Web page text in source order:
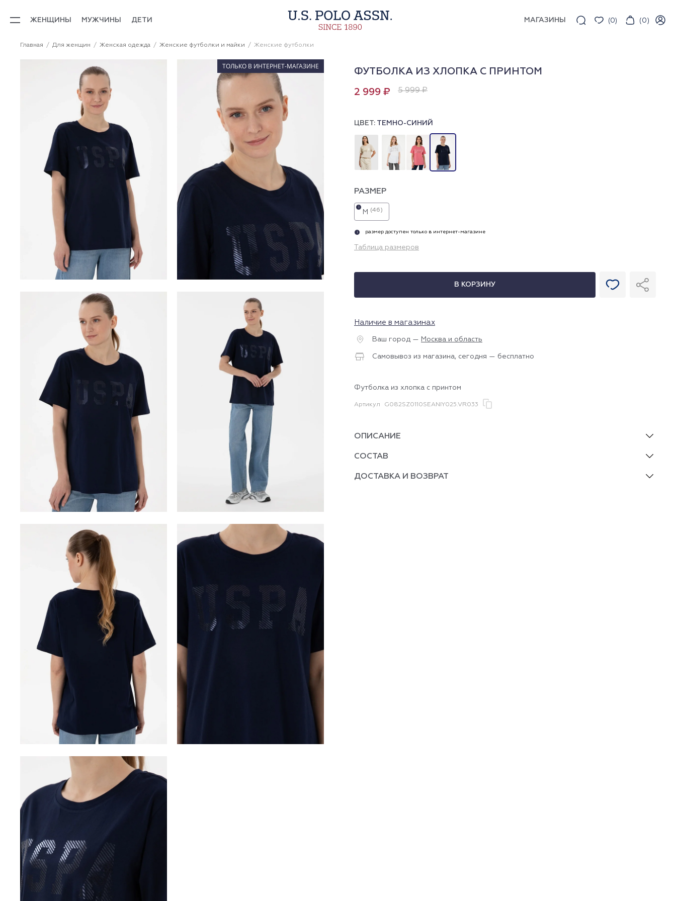
ЖЕНЩИНЫ МУЖЧИНЫ ДЕТИ МАГАЗИНЫ (0) (0)
Главная Для женщин Женская одежда Женские футболки и майки Женские футболки
ТОЛЬКО В ИНТЕРНЕТ-МАГАЗИНЕ
ФУТБОЛКА ИЗ ХЛОПКА С ПРИНТОМ
2 999 ₽ 5 999 ₽
ЦВЕТ: ТЕМНО-СИНИЙ
РАЗМЕР
M (46)
i
i размер доступен только в интернет-магазине
Таблица размеров
В КОРЗИНУ
Наличие в магазинах
Ваш город — Москва и область
Самовывоз из магазина, сегодня — бесплатно
Футболка из хлопка с принтом
Артикул G082SZ0110SEANIY025.VR033
ОПИСАНИЕ
СОСТАВ
ДОСТАВКА И ВОЗВРАТ